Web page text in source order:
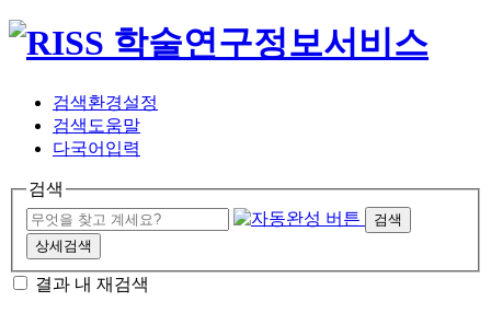
검색환경설정
검색도움말
다국어입력
검색
검색
상세검색
결과 내 재검색